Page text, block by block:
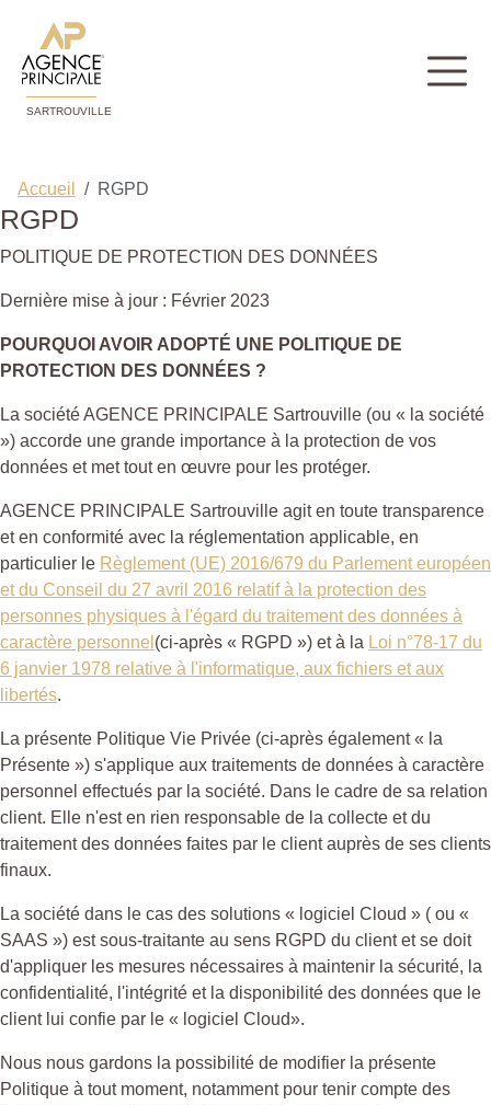
SARTROUVILLE
Accueil RGPD
RGPD
POLITIQUE DE PROTECTION DES DONNÉES
Dernière mise à jour : Février 2023
POURQUOI AVOIR ADOPTÉ UNE POLITIQUE DE
PROTECTION DES DONNÉES ?
La société AGENCE PRINCIPALE Sartrouville (ou « la société
») accorde une grande importance à la protection de vos
données et met tout en œuvre pour les protéger.
AGENCE PRINCIPALE Sartrouville agit en toute transparence
et en conformité avec la réglementation applicable, en
particulier le Règlement (UE) 2016/679 du Parlement européen
et du Conseil du 27 avril 2016 relatif à la protection des
personnes physiques à l'égard du traitement des données à
caractère personnel (ci-après « RGPD ») et à la Loi n°78-17 du
6 janvier 1978 relative à l'informatique, aux fichiers et aux
libertés.
La présente Politique Vie Privée (ci-après également « la
Présente ») s'applique aux traitements de données à caractère
personnel effectués par la société. Dans le cadre de sa relation
client. Elle n'est en rien responsable de la collecte et du
traitement des données faites par le client auprès de ses clients
finaux.
La société dans le cas des solutions « logiciel Cloud » ( ou «
SAAS ») est sous-traitante au sens RGPD du client et se doit
d'appliquer les mesures nécessaires à maintenir la sécurité, la
confidentialité, l'intégrité et la disponibilité des données que le
client lui confie par le « logiciel Cloud».
Nous nous gardons la possibilité de modifier la présente
Politique à tout moment, notamment pour tenir compte des